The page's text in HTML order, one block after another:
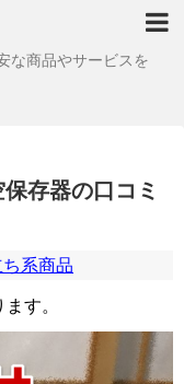
な商品やサービスを
存器の口コミ
系商品
す。